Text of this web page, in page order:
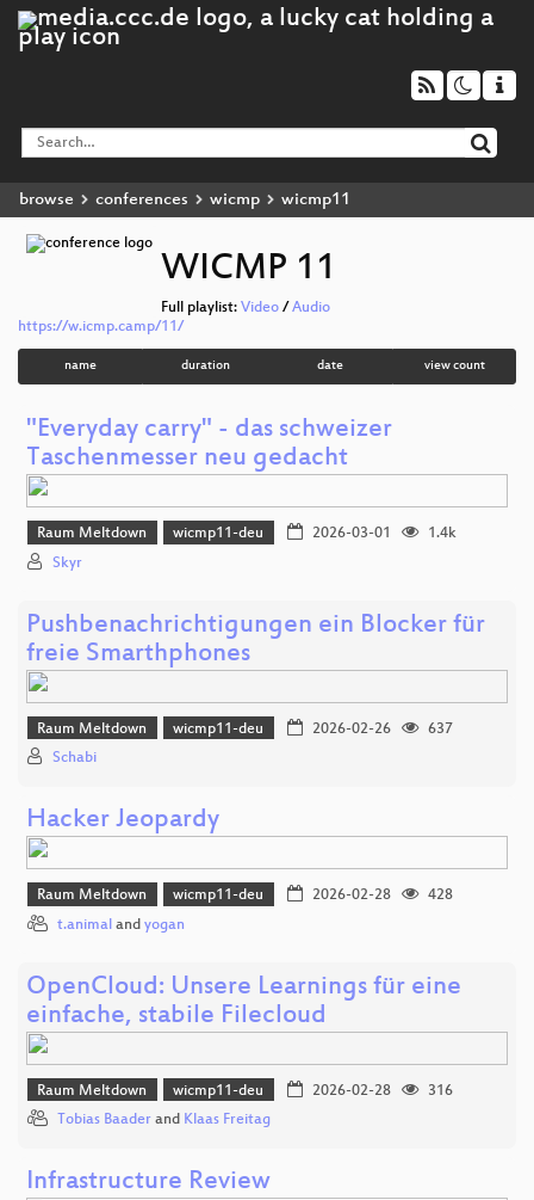
browse conferences wicmp wicmp11
WICMP 11
Full playlist: Video / Audio
https://w.icmp.camp/11/
name duration date view count
"Everyday carry" - das schweizer
Taschenmesser neu gedacht
Raum Meltdown wicmp11-deu 2026-03-01
1.4k
Skyr
Pushbenachrichtigungen ein Blocker für
freie Smarthphones
Raum Meltdown wicmp11-deu 2026-02-26
637
Schabi
Hacker Jeopardy
Raum Meltdown wicmp11-deu 2026-02-28
428
t.animal and yogan
OpenCloud: Unsere Learnings für eine
einfache, stabile Filecloud
Raum Meltdown wicmp11-deu 2026-02-28
316
Tobias Baader and Klaas Freitag
Infrastructure Review